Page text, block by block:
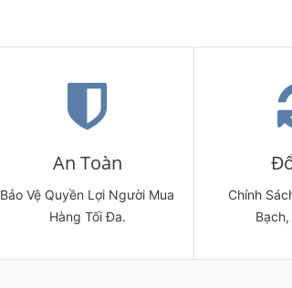
An Toàn
Bảo Vệ Quyền Lợi Người Mua
Hàng Tối Đa.
Chính
Bạch,